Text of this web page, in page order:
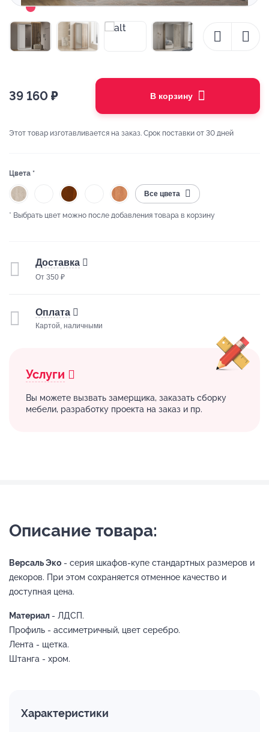
39 160 ₽ В корзину
Этот товар изготавливается на заказ. Срок поставки от 30 дней
Цвета *
Все цвета
* Выбрать цвет можно после добавления товара в корзину
Доставка
От 350 ₽
Оплата
Картой, наличными
Услуги
Вы можете вызвать замерщика, заказать сборку
мебели, разработку проекта на заказ и пр.
Описание товара:
Версаль Эко - серия шкафов-купе стандартных размеров и
декоров. При этом сохраняется отменное качество и
доступная цена.
Материал - ЛДСП.
Профиль - ассиметричный, цвет серебро.
Лента - щетка.
Штанга - хром.
Характеристики